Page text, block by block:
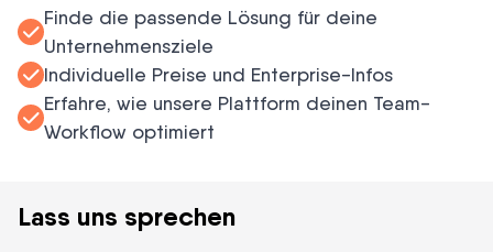
Finde die passende Lösung für deine
Unternehmensziele
Individuelle Preise und Enterprise-Infos
Erfahre, wie unsere Plattform deinen Team-
Workflow optimiert
Lass uns sprechen